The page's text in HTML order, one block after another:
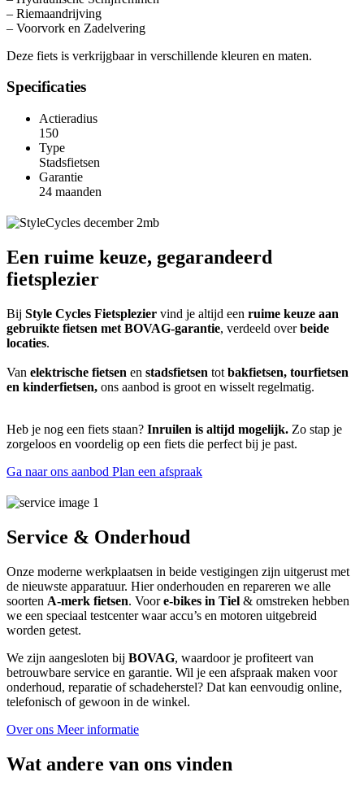
– Riemaandrijving
– Voorvork en Zadelvering
Deze fiets is verkrijgbaar in verschillende kleuren en maten.
Specificaties
Actieradius
150
Type
Stadsfietsen
Garantie
24 maanden
Een ruime keuze, gegarandeerd
fietsplezier
Bij Style Cycles Fietsplezier vind je altijd een ruime keuze aan
gebruikte fietsen met BOVAG-garantie, verdeeld overbeide
locaties.
Van elektrische fietsen en stadsfietsen tot bakfietsen, tourfietsen
en kinderfietsen, ons aanbod is groot en wisselt regelmatig.
Heb je nog een fiets staan? Inruilen is altijd mogelijk. Zo stap je
zorgeloos en voordelig op een fiets die perfect bij je past.
Ga naar ons aanbod Plan een afspraak
Service & Onderhoud
Onze moderne werkplaatsen in beide vestigingen zijn uitgerust met
de nieuwste apparatuur. Hier onderhouden en repareren we alle
soorten A-merk fietsen. Voore-bikes in Tiel & omstreken hebben
we een speciaal testcenter waar accu’s en motoren uitgebreid
worden getest.
We zijn aangesloten bij BOVAG, waardoor je profiteert van
betrouwbare service en garantie. Wil je een afspraak maken voor
onderhoud, reparatie of schadeherstel? Dat kan eenvoudig online,
telefonisch of gewoon in de winkel.
Over ons Meer informatie
Wat andere van ons vinden